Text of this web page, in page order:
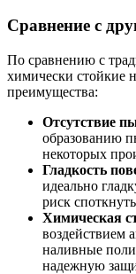
Сравнение с
По сравнению с
химически стойкие
преимущества:
Отсутствие
образованию
некоторых
Гладкость
идеально
риск
Химическая
воздействием
наливные
надежную